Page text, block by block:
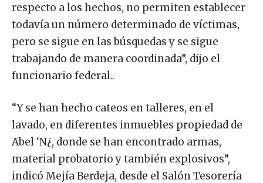
respecto a los hechos, no permiten establecer
todavía un número determinado de víctimas,
pero se sigue en las búsquedas y se sigue
trabajando de manera coordinada”, dijo el
funcionario federal..
“Y se han hecho cateos en talleres, en el
lavado, en diferentes inmuebles propiedad de
Abel ‘N¿, donde se han encontrado armas,
material probatorio y también explosivos”,
indicó Mejía Berdeja, desde el Salón Tesorería